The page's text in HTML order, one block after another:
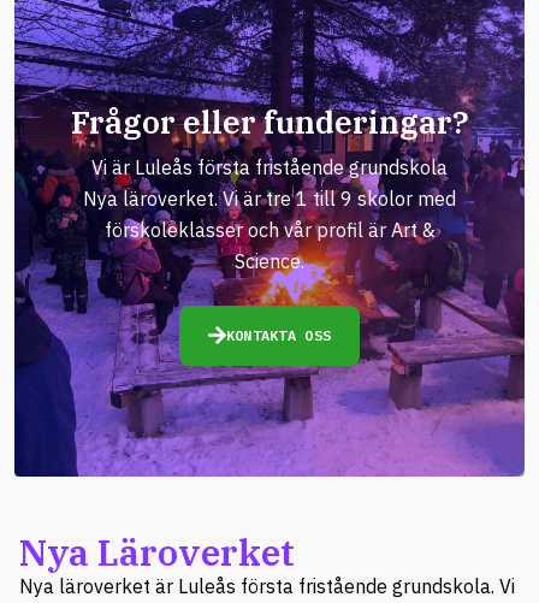
Frågor eller funderingar?
Vi är Luleås första fristående grundskola
Nya läroverket. Vi är tre 1 till 9 skolor med
förskoleklasser och vår profil är Art &
Science.
KONTAKTA OSS
Nya Läroverket
Nya läroverket är Luleås första fristående grundskola. Vi